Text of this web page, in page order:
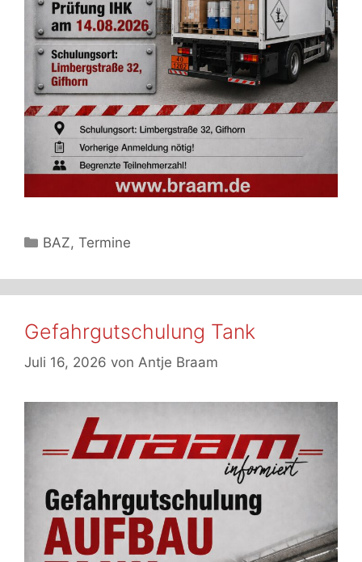
Kategorien
BAZ,Termine
Gefahrgutschulung Tank
Juli 16, 2026 von Antje Braam